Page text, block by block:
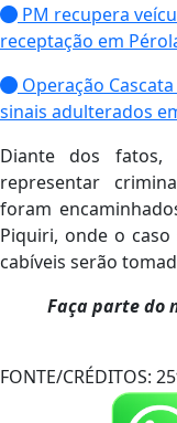
PM recupera
receptação em
Operação
sinais adulterados
Diante dos
representar
foram
Piquiri, onde o
cabíveis serão
Faça parte do
FONTE/CRÉDITOS: